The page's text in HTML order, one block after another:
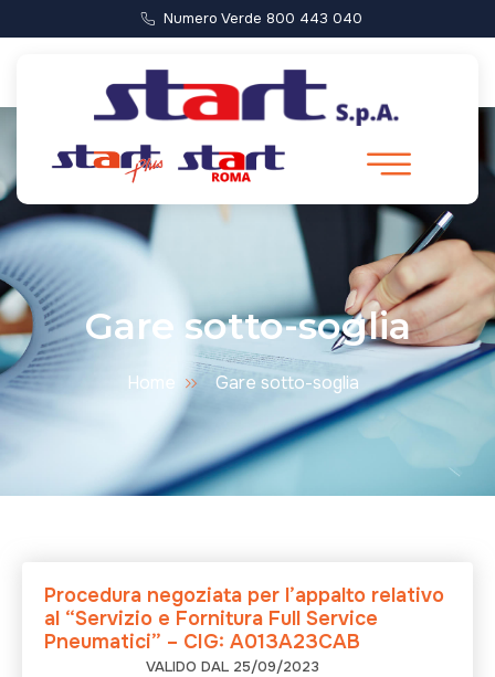
Numero Verde 800 443 040
Gare sotto-soglia
Home Gare sotto-soglia
Procedura negoziata per l’appalto relativo
al “Servizio e Fornitura Full Service
Pneumatici” – CIG: A013A23CAB
VALIDO DAL 25/09/2023